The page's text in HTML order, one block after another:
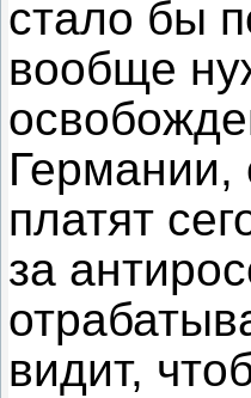
стало бы
вообще
Германии,
платят
за
видит,